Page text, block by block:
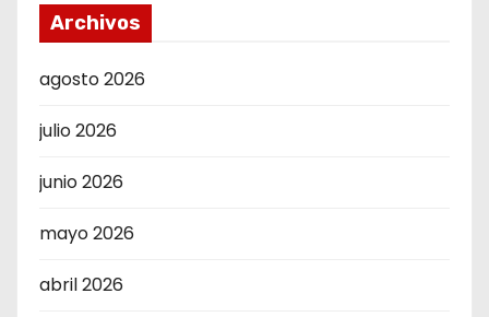
Archivos
agosto 2026
julio 2026
junio 2026
mayo 2026
abril 2026